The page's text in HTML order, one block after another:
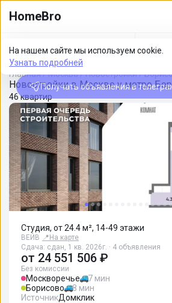
HomeBro
На нашем сайте мы используем cookie.
Узнать подробней
Получать объявления в
Фильтры
Главная/Москва/Новостройки/
Новостройки в Москве у метро
46 квартир
Студия, от 24.4 м², 14-49 этажи
ВЕЙВ 📍 На карте
Сдача: сдан, 1 кв. 2026г. · 4 объявления
от 24 551 506 ₽
Без комиссии
Москворечье
7 мин
Борисово
8 мин
ИсточникДомклик